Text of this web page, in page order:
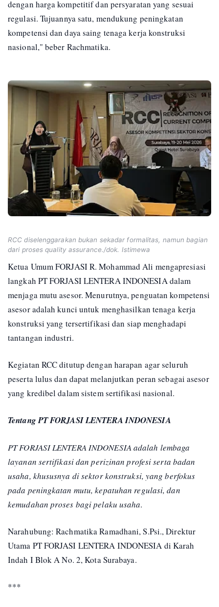
dengan harga kompetitif dan persyaratan yang sesuai
regulasi. Tujuannya satu, mendukung peningkatan
kompetensi dan daya saing tenaga kerja konstruksi
nasional," beber Rachmatika.
RCC diselenggarakan bukan sekadar formalitas, namun bagian
dari proses quality assurance./dok. Istimewa
Ketua Umum FORJASI R. Mohammad Ali mengapresiasi
langkah PT FORJASI LENTERA INDONESIA dalam
menjaga mutu asesor. Menurutnya, penguatan kompetensi
asesor adalah kunci untuk menghasilkan tenaga kerja
konstruksi yang tersertifikasi dan siap menghadapi
tantangan industri.
Kegiatan RCC ditutup dengan harapan agar seluruh
peserta lulus dan dapat melanjutkan peran sebagai asesor
yang kredibel dalam sistem sertifikasi nasional.
Tentang PT FORJASI LENTERA INDONESIA
PT FORJASI LENTERA INDONESIA adalah lembaga
layanan sertifikasi dan perizinan profesi serta badan
usaha, khususnya di sektor konstruksi, yang berfokus
pada peningkatan mutu, kepatuhan regulasi, dan
kemudahan proses bagi pelaku usaha.
Narahubung: Rachmatika Ramadhani, S.Psi., Direktur
Utama PT FORJASI LENTERA INDONESIA di Karah
Indah I Blok A No. 2, Kota Surabaya.
***